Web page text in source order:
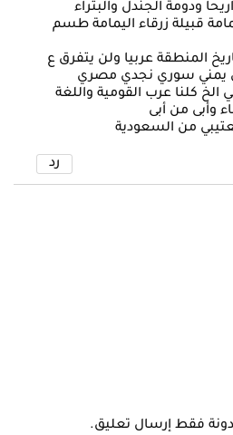
ودومة الجندل والبتراء
قبيلة زرقاء اليمامة طسم
المنطقة عربيا ولن يتفرق ع
يمني سوري نجدي مصري
الخ كلنا عرب القومية واللغة
وأبى من أبى
من السعودية
رد
فقط إرسال تعليق.